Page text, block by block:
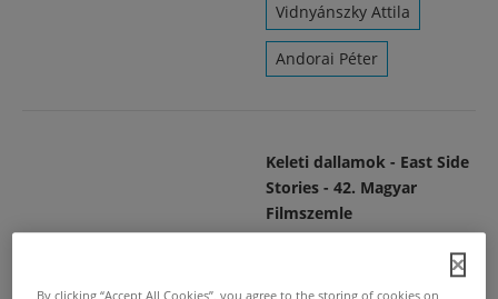
Vidnyánszky Attila
Andorai Péter
Keleti dallamok - East Side
Stories - 42. Magyar
Filmszemle
dalának híres
By clicking “Accept All Cookies”, you agree to the storing of cookies on